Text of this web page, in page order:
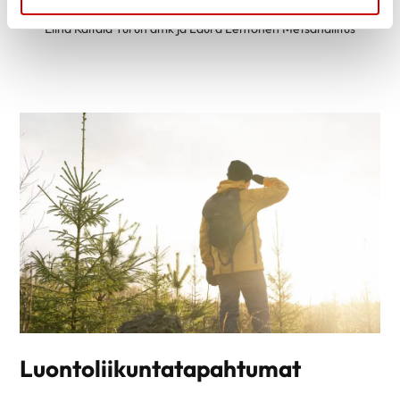
Elina Kaitala Turun amk ja Laura Lehtonen Metsähallitus
Luontoliikuntatapahtumat